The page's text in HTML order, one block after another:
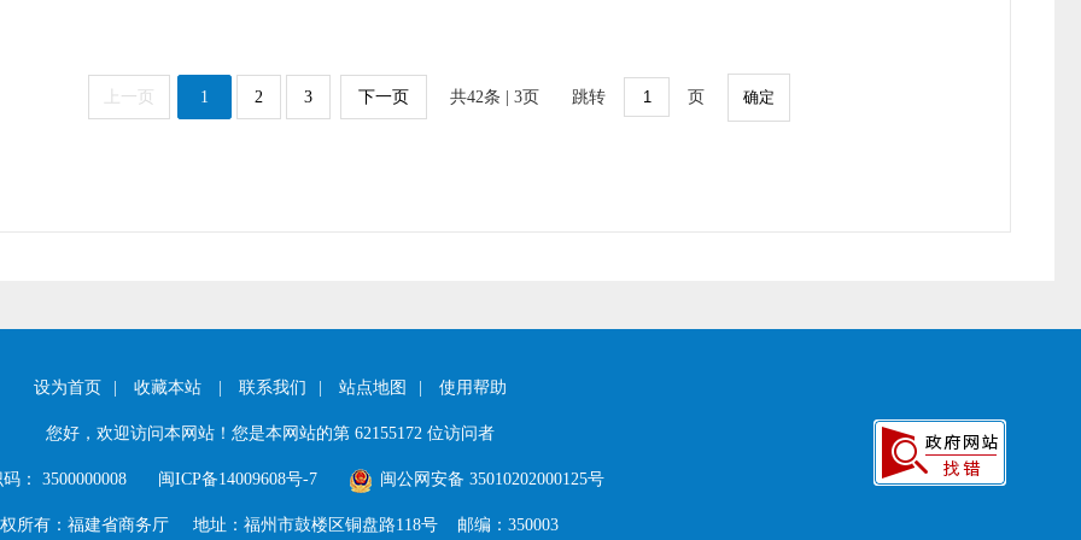
上一页 1 2 3 下一页 共42条 | 3页 跳转 页 确定
设为首页 收藏本站 联系我们 站点地图 使用帮助
您好，欢迎访问本网站！您是本网站的第 62155172 位访问者
： 3500000008 闽ICP备14009608号-7 闽公网安备 35010202000125号
所有：福建省商务厅 地址：福州市鼓楼区铜盘路118号 邮编：350003